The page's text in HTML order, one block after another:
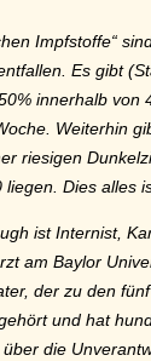
Impfstoffe“
Es gibt
innerhalb von
Weiterhin
riesigen
Dies alles
ist Internist,
am Baylor
der zu den
und hat
die